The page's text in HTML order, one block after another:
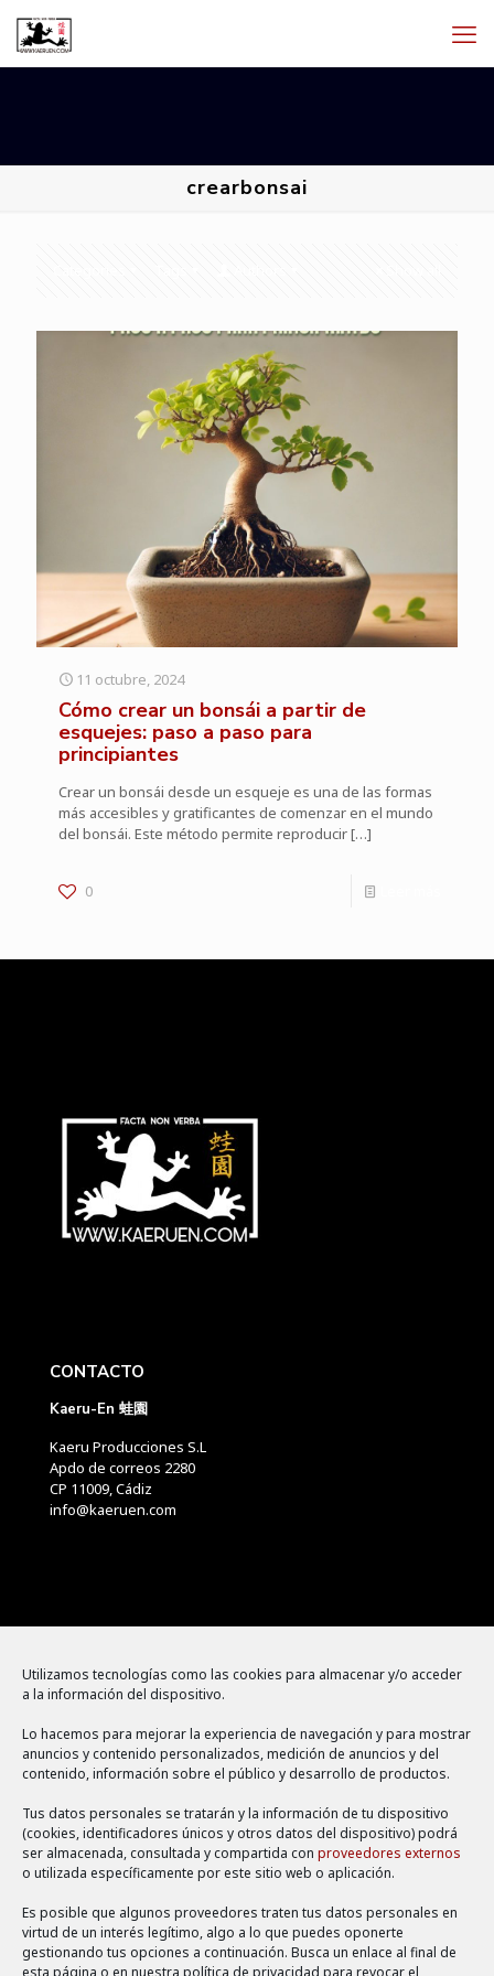
Utilizamos tecnologías como las cookies para almacenar y/o acceder
a la información del dispositivo.
Lo hacemos para mejorar la experiencia de navegación y para mostrar
anuncios y contenido personalizados, medición de anuncios y del
contenido, información sobre el público y desarrollo de productos.
Tus datos personales se tratarán y la información de tu dispositivo
(cookies, identificadores únicos y otros datos del dispositivo) podrá
ser almacenada, consultada y compartida con proveedores externos
o utilizada específicamente por este sitio web o aplicación.
Es posible que algunos proveedores traten tus datos personales en
virtud de un interés legítimo, algo a lo que puedes oponerte
gestionando tus opciones a continuación. Busca un enlace al final de
esta página o en nuestra política de privacidad para revocar el
crearbonsai
11 octubre, 2024
Cómo crear un bonsái a partir de
esquejes: paso a paso para
principiantes
Crear un bonsái desde un esqueje es una de las formas
más accesibles y gratificantes de comenzar en el mundo
del bonsái. Este método permite reproducir[…]
0
CONTACTO
Kaeru-En 蛙園
Kaeru Producciones S.L
Apdo de correos 2280
CP 11009, Cádiz
info@kaeruen.com
Política de cookies
Aviso legal
Política de privacidad